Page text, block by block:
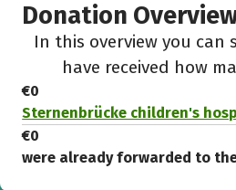
Donation
In this overview you can
have received how
€0
Sternenbrücke children's
€0
were already forwarded to